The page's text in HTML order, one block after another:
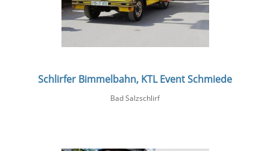
Schlirfer Bimmelbahn, KTL Event Schmiede
Bad Salzschlirf